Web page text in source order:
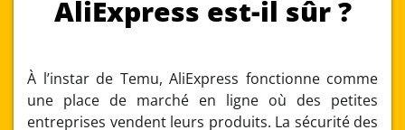
AliExpress est-il sûr ?
À l’instar de Temu, AliExpress fonctionne comme
une place de marché en ligne où des petites
entreprises vendent leurs produits. La sécurité des